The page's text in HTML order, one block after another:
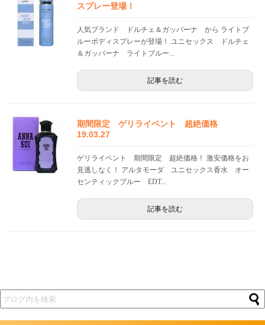
スプレー登場！
人気ブランド ドルチェ＆ガッバーナ から ライトブ
ルーボディスプレーが登場！ ユニセックス ドルチェ
＆ガッバーナ ライトブルー...
記事を読む
期間限定 ゲリライベント 超絶価格
19.03.27
ゲリライベント 期間限定 超絶価格！ 激安価格をお
見逃しなく！ アルタモーダ ユニセックス香水 オー
センティックブルー EDT...
記事を読む